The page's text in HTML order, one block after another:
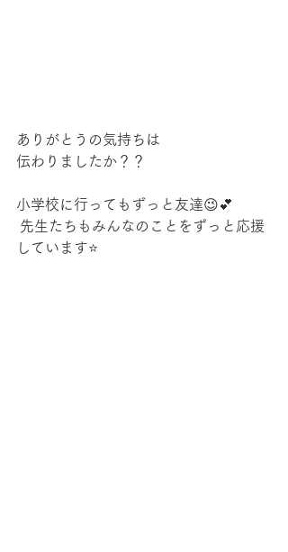
ありがとうの気持ちは
伝わりましたか？？
小学校に行ってもずっと友達😉💕
先生たちもみんなのことをずっと応援
しています⭐